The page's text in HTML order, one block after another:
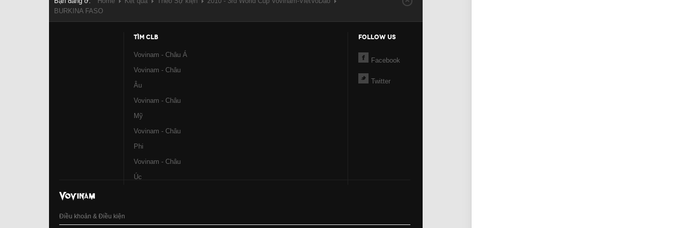
BURKINA FASO
Điều khoản & Điều kiện
TÌM CLB
Vovinam - Châu Á
Vovinam - Châu
Âu
Vovinam - Châu
Mỹ
Vovinam - Châu
Phi
Vovinam - Châu
Úc
FOLLOW US
Facebook
Twitter